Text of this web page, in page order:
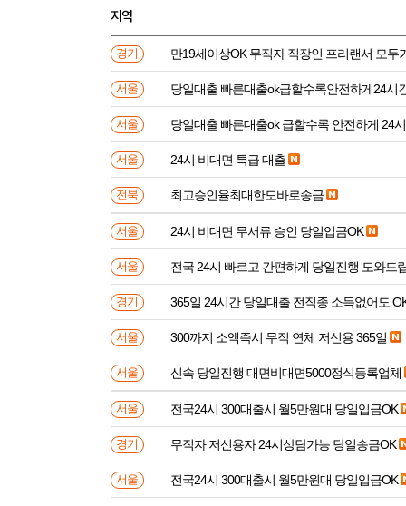
지역
경기 만19세이상OK 무직자 직장인 프리랜서 모두
서울 당일대출 빠른대출ok급할수록안전하게24시
서울 당일대출 빠른대출ok 급할수록 안전하게 24
서울 24시 비대면 특급 대출
전북 최고승인율최대한도바로송금
서울 24시 비대면 무서류 승인 당일입금OK
서울 전국 24시 빠르고 간편하게 당일진행 도와드
경기 365일 24시간 당일대출 전직종 소득없어도
서울 300까지 소액즉시 무직 연체 저신용 365일
서울 신속 당일진행 대면비대면5000정식등록업체
서울 전국24시 300대출시 월5만원대 당일입금OK
경기 무직자 저신용자 24시상담가능 당일송금OK
서울 전국24시 300대출시 월5만원대 당일입금OK